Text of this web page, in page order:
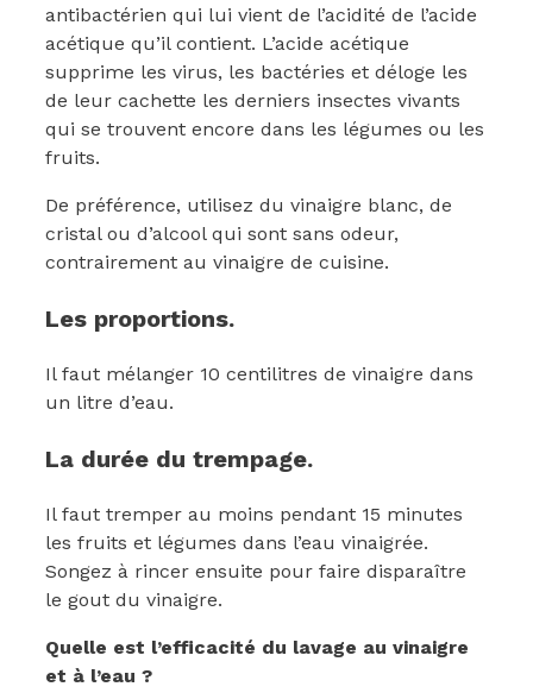
antibactérien qui lui vient de l’acidité de l’acide
acétique qu’il contient. L’acide acétique
supprime les virus, les bactéries et déloge les
de leur cachette les derniers insectes vivants
qui se trouvent encore dans les légumes ou les
fruits.
De préférence, utilisez du vinaigre blanc, de
cristal ou d’alcool qui sont sans odeur,
contrairement au vinaigre de cuisine.
Les proportions.
Il faut mélanger 10 centilitres de vinaigre dans
un litre d’eau.
La durée du trempage.
Il faut tremper au moins pendant 15 minutes
les fruits et légumes dans l’eau vinaigrée.
Songez à rincer ensuite pour faire disparaître
le gout du vinaigre.
Quelle est l’efficacité du lavage au vinaigre
et à l’eau ?